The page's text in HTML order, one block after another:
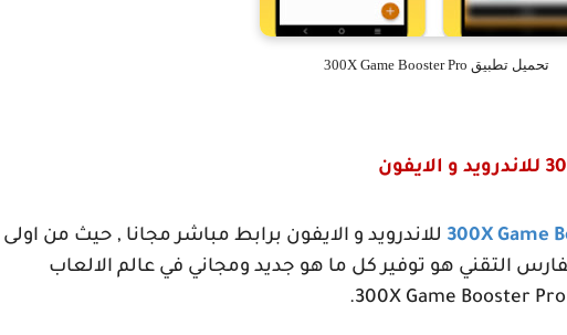
تحميل تطبيق 300X Game Booster Pro
للاندرويد و الايفون
300X Game للاندرويد و الايفون برابط مباشر مجانا , حيث من اولى
التقني هو توفير كل ما هو جديد ومجاني في عالم الالعاب
300X Game Booster Pro
.